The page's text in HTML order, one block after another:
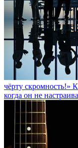
чёрту скромность!»
когда он не